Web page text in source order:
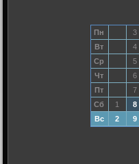
Пн 3
Вт
4
Ср
5
Чт
6
Пт
7
Сб
1 8
Вс
2 9